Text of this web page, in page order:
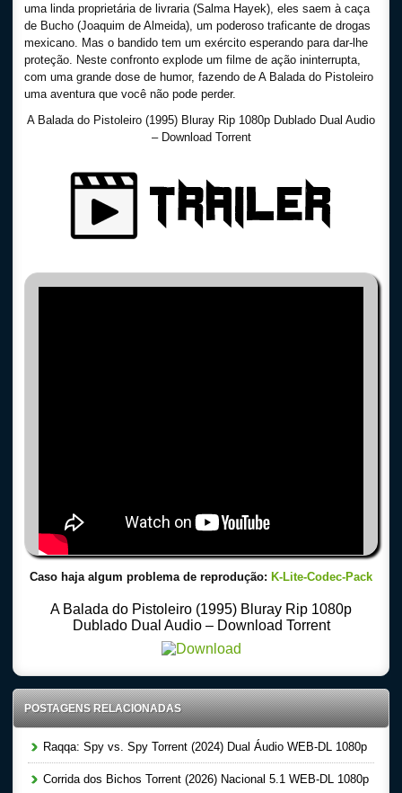
uma linda proprietária de livraria (Salma Hayek), eles saem à caça
de Bucho (Joaquim de Almeida), um poderoso traficante de drogas
mexicano. Mas o bandido tem um exército esperando para dar-lhe
proteção. Neste confronto explode um filme de ação ininterrupta,
com uma grande dose de humor, fazendo de A Balada do Pistoleiro
uma aventura que você não pode perder.
A Balada do Pistoleiro (1995) Bluray Rip 1080p Dublado Dual Audio
– Download Torrent
Caso haja algum problema de reprodução: K-Lite-Codec-Pack
A Balada do Pistoleiro (1995) Bluray Rip 1080p
Dublado Dual Audio – Download Torrent
POSTAGENS RELACIONADAS
Raqqa: Spy vs. Spy Torrent (2024) Dual Áudio WEB-DL 1080p
Corrida dos Bichos Torrent (2026) Nacional 5.1 WEB-DL 1080p